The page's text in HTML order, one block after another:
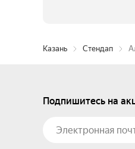
Казань Стендап
Подпишитесь на